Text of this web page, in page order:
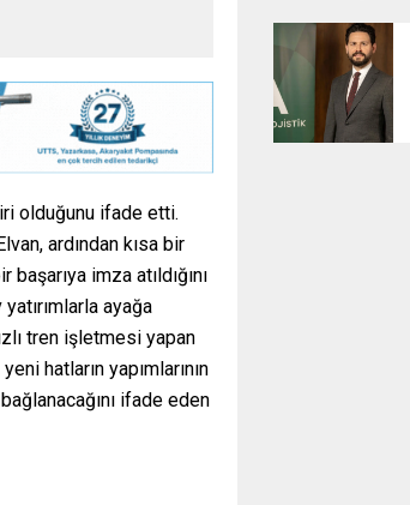
olduğunu ifade etti.
ardından kısa bir
imza atıldığını
ayağa
tren işletmesi yapan
hatların yapımlarının
ifade eden